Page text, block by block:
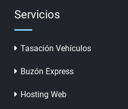
Servicios
Tasación Vehículos
Buzón Express
Hosting Web